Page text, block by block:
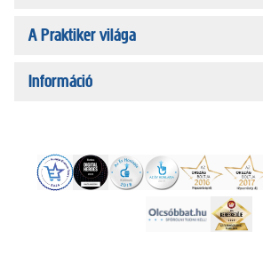
A Praktiker világa
Információ